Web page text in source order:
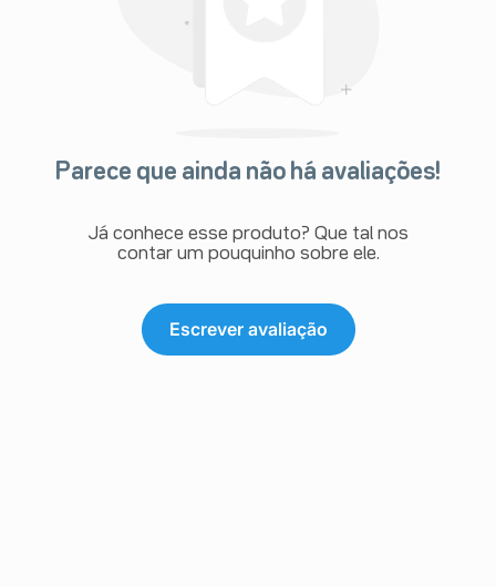
Parece que ainda não há avaliações!
Já conhece esse produto? Que tal nos
contar um pouquinho sobre ele.
Escrever avaliação